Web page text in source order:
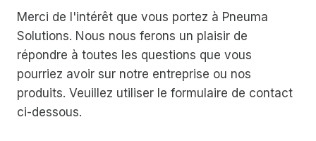
Merci de l'intérêt que vous portez à Pneuma
Solutions. Nous nous ferons un plaisir de
répondre à toutes les questions que vous
pourriez avoir sur notre entreprise ou nos
produits. Veuillez utiliser le formulaire de contact
ci-dessous.